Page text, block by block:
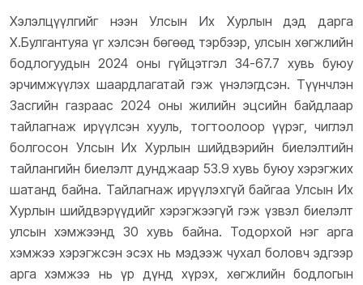
Хэлэлцүүлгийг нээн Улсын Их Хурлын дэд дарга
Х.Булгантуяа үг хэлсэн бөгөөд тэрбээр, улсын хөгжлийн
бодлогуудын 2024 оны гүйцэтгэл 34-67.7 хувь буюу
эрчимжүүлэх шаардлагатай гэж үнэлэгдсэн. Түүнчлэн
Засгийн газраас 2024 оны жилийн эцсийн байдлаар
тайлагнаж ирүүлсэн хууль, тогтоолоор үүрэг, чиглэл
болгосон Улсын Их Хурлын шийдвэрийн биелэлтийн
тайлангийн биелэлт дунджаар 53.9 хувь буюу хэрэгжих
шатанд байна. Тайлагнаж ирүүлэхгүй байгаа Улсын Их
Хурлын шийдвэрүүдийг хэрэгжээгүй гэж үзвэл биелэлт
улсын хэмжээнд 30 хувь байна. Тодорхой нэг арга
хэмжээ хэрэгжсэн эсэх нь мэдээж чухал боловч эдгээр
арга хэмжээ нь үр дүнд хүрэх, хөгжлийн бодлогын